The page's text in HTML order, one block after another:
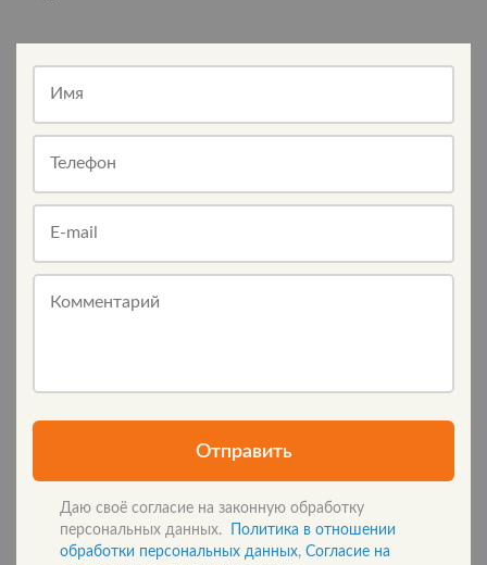
Имя
Телефон
E-mail
Комментарий
Отправить
Даю своё согласие на законную обработку
персональных данных.
Политика в отношении
обработки персональных данных, Согласие на